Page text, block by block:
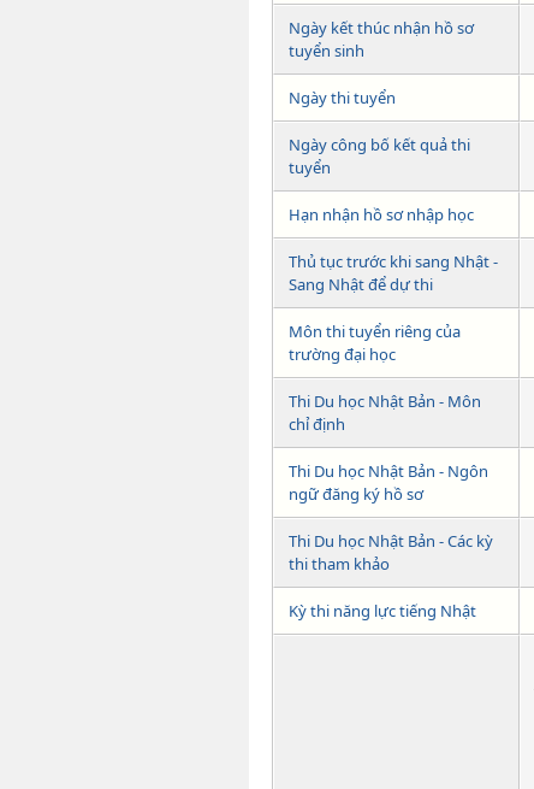
Ngày kết thúc nhận hồ sơ
tuyển sinh
Ngày thi tuyển
Ngày công bố kết quả thi
tuyển
Hạn nhận hồ sơ nhập học
Thủ tục trước khi sang Nhật -
Sang Nhật để dự thi
Môn thi tuyển riêng của
trường đại học
Thi Du học Nhật Bản - Môn
chỉ định
Thi Du học Nhật Bản - Ngôn
ngữ đăng ký hồ sơ
Thi Du học Nhật Bản - Các kỳ
thi tham khảo
Kỳ thi năng lực tiếng Nhật